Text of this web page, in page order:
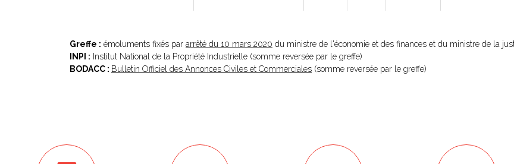
Greffe : émoluments fixés par arrêté du 10 mars 2020 du ministre de l'économie et des finances et du ministre de la
INPI : Institut National de la Propriété Industrielle (somme reversée par le greffe)
BODACC : Bulletin Officiel des Annonces Civiles et Commerciales (somme reversée par le greffe)